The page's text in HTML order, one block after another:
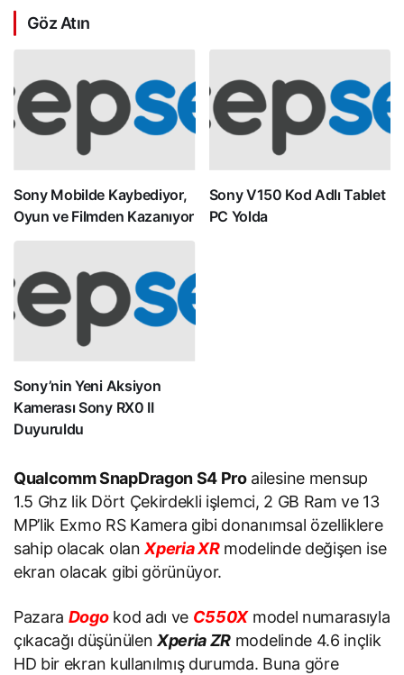
Göz Atın
Sony Mobilde Kaybediyor,
Oyun ve Filmden Kazanıyor
Sony V150 Kod Adlı Tablet
PC Yolda
Sony’nin Yeni Aksiyon
Kamerası Sony RX0 II
Duyuruldu
Qualcomm SnapDragon S4 Proailesine mensup
1.5 Ghz lik Dört Çekirdekli işlemci, 2 GB Ram ve 13
MP’lik Exmo RS Kamera gibi donanımsal özelliklere
sahip olacak olanXperia XRmodelinde değişen ise
ekran olacak gibi görünüyor.
Pazara Dogokod adı ve C550Xmodel numarasıyla
çıkacağı düşünülen Xperia ZR modelinde 4.6 inçlik
HD bir ekran kullanılmış durumda. Buna göre